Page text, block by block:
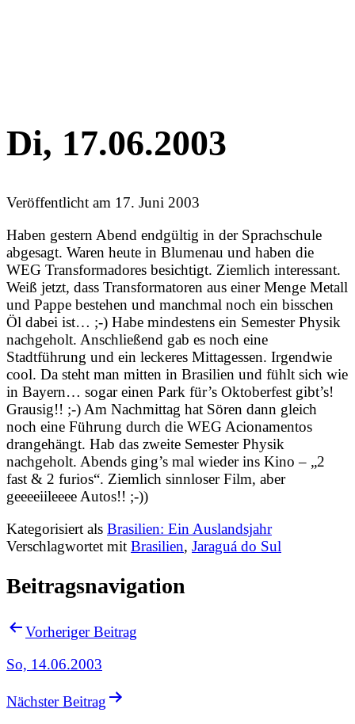
Di, 17.06.2003
Veröffentlicht am 17. Juni 2003
Haben gestern Abend endgültig in der Sprachschule
abgesagt. Waren heute in Blumenau und haben die
WEG Transformadores besichtigt. Ziemlich interessant.
Weiß jetzt, dass Transformatoren aus einer Menge Metall
und Pappe bestehen und manchmal noch ein bisschen
Öl dabei ist… ;-) Habe mindestens ein Semester Physik
nachgeholt. Anschließend gab es noch eine
Stadtführung und ein leckeres Mittagessen. Irgendwie
cool. Da steht man mitten in Brasilien und fühlt sich wie
in Bayern… sogar einen Park für’s Oktoberfest gibt’s!
Grausig!! ;-) Am Nachmittag hat Sören dann gleich
noch eine Führung durch die WEG Acionamentos
drangehängt. Hab das zweite Semester Physik
nachgeholt. Abends ging’s mal wieder ins Kino – „2
fast & 2 furios“. Ziemlich sinnloser Film, aber
geeeeiileeee Autos!! ;-))
Kategorisiert als Brasilien: Ein Auslandsjahr
Verschlagwortet mit Brasilien, Jaraguá do Sul
Beitragsnavigation
Vorheriger Beitrag
So, 14.06.2003
Nächster Beitrag